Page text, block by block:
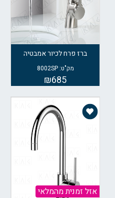
ברז פרח לכיור אמבטיה
מק"ט: 8002SP
₪685
אזל זמנית מהמלאי